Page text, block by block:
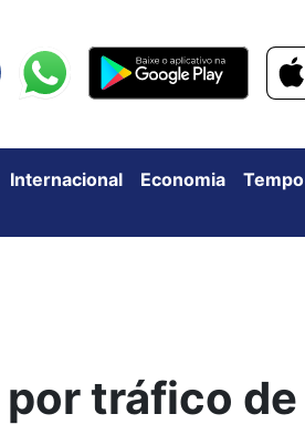
Internacional Economia Tempo
por tráfico de